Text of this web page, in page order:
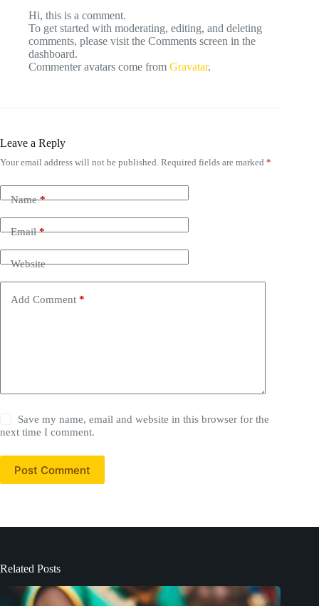
Hi, this is a comment.
To get started with moderating, editing, and deleting
comments, please visit the Comments screen in the
dashboard.
Commenter avatars come from Gravatar.
Leave a Reply
Your email address will not be published. Required fields are marked *
Name*
Email*
Website
Add Comment *
Save my name, email and website in this browser for the
next time I comment.
Post Comment
Related Posts